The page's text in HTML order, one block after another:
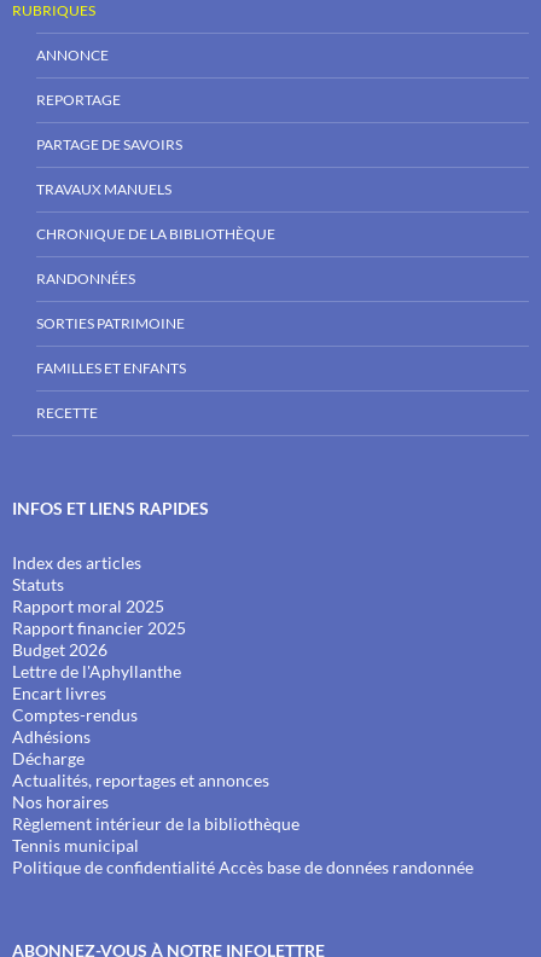
RUBRIQUES
ANNONCE
REPORTAGE
PARTAGE DE SAVOIRS
TRAVAUX MANUELS
CHRONIQUE DE LA BIBLIOTHÈQUE
RANDONNÉES
SORTIES PATRIMOINE
FAMILLES ET ENFANTS
RECETTE
INFOS ET LIENS RAPIDES
Index des articles
Statuts
Rapport moral 2025
Rapport financier 2025
Budget 2026
Lettre de l'Aphyllanthe
Encart livres
Comptes-rendus
Adhésions
Décharge
Actualités, reportages et annonces
Nos horaires
Règlement intérieur de la bibliothèque
Tennis municipal
Politique de confidentialitéAccès base de données randonnée
ABONNEZ-VOUS À NOTRE INFOLETTRE